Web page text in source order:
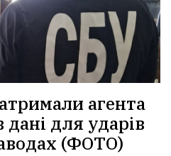
агента
для ударів
(ФОТО)